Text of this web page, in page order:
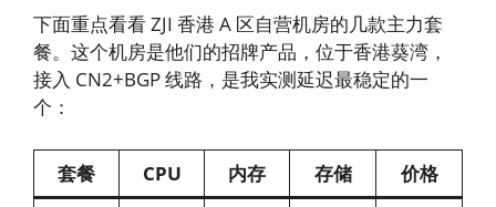
下面重点看看 ZJI 香港 A 区自营机房的几款主力套
餐。这个机房是他们的招牌产品，位于香港葵湾，
接入 CN2+BGP 线路，是我实测延迟最稳定的一
个：
套餐 CPU 内存 存储 价格